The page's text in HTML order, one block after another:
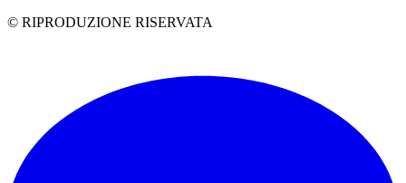
© RIPRODUZIONE RISERVATA